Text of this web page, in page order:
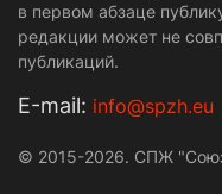
в первом абзаце
редакции может не
публикаций.
Е-mail: info@spzh.eu
© 2015-2026. СПЖ